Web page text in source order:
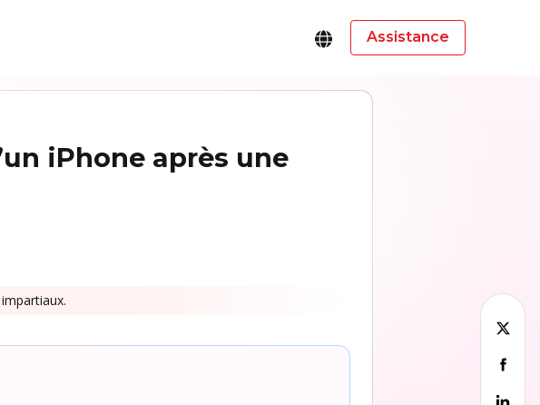
Assistance
iPhone après une